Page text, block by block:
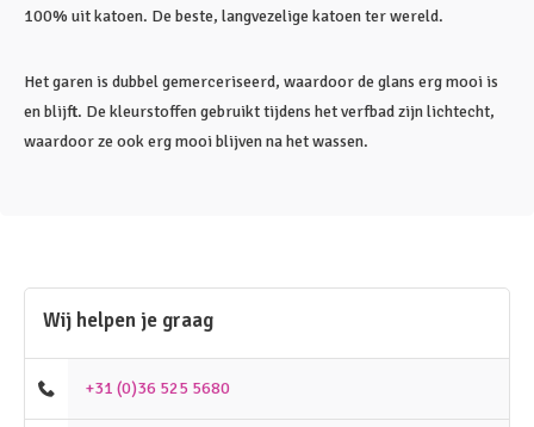
100% uit katoen. De beste, langvezelige katoen ter wereld.
Het garen is dubbel gemerceriseerd, waardoor de glans erg mooi is
en blijft. De kleurstoffen gebruikt tijdens het verfbad zijn lichtecht,
waardoor ze ook erg mooi blijven na het wassen.
Wij helpen je graag
+31 (0)36 525 5680